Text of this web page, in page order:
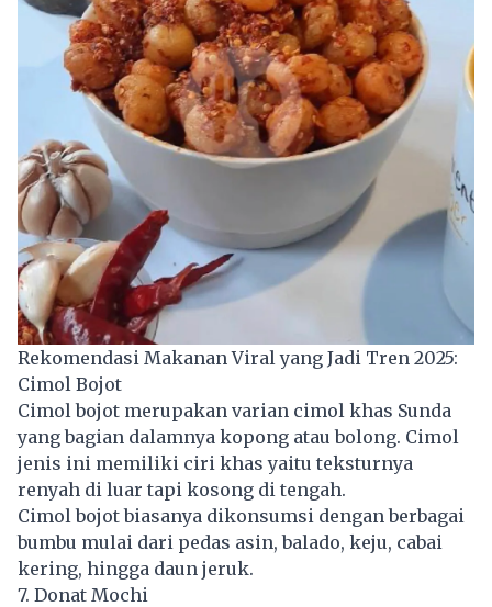
Rekomendasi Makanan Viral yang Jadi Tren 2025:
Cimol Bojot
Cimol bojot merupakan varian cimol khas Sunda
yang bagian dalamnya kopong atau bolong. Cimol
jenis ini memiliki ciri khas yaitu teksturnya
renyah di luar tapi kosong di tengah.
Cimol bojot biasanya dikonsumsi dengan berbagai
bumbu mulai dari pedas asin, balado, keju, cabai
kering, hingga daun jeruk.
7. Donat Mochi